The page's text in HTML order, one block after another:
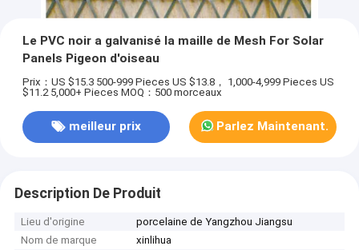
Le PVC noir a galvanisé la maille de Mesh For Solar
Panels Pigeon d'oiseau
Prix：US $15.3 500-999 Pieces US $13.8， 1,000-4,999 Pieces US
$11.2 5,000+ Pieces MOQ：500 morceaux
meilleur prix Parlez Maintenant.
Description De Produit
Lieu d'origine
porcelaine de Yangzhou Jiangsu
Nom de marque
xinlihua